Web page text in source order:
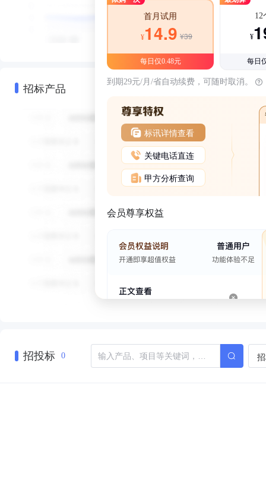
招标产品
首月试用
¥14.9 ¥39
每日仅0.48元
12
¥
每日
到期29元/月/省自动续费，可随时取消。
标讯详情查看
关键电话直连
甲方分析查询
会员尊享权益
招投标 0